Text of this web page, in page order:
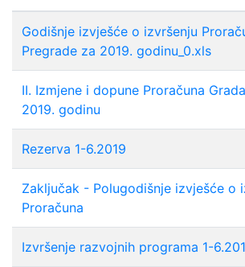
Godišnje izvješće o izvršenju
Pregrade za 2019. godinu_0.xls
II. Izmjene i dopune Proračuna
2019. godinu
Rezerva 1-6.2019
Zaključak - Polugodišnje izvješće o
Proračuna
Izvršenje razvojnih programa 1-